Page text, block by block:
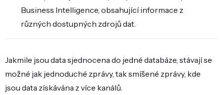
Business Intelligence, obsahující informace z
různých dostupných zdrojů dat.
Jakmile jsou data sjednocena do jedné databáze, stávají se
možné jak jednoduché zprávy, tak smíšené zprávy, kde
jsou data získávána z více kanálů.